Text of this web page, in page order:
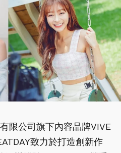
限公司旗下內容品牌VIVE
致力於打造創新作